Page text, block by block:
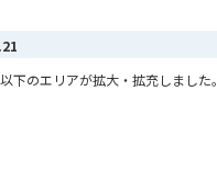
のエリアが拡大・拡充しました。